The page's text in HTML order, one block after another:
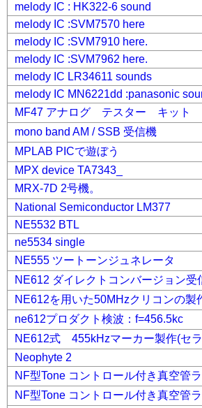
melody IC : HK322-6 sound
melody IC :SVM7570 here
melody IC :SVM7910 here.
melody IC :SVM7962 here.
melody IC LR34611 sounds
melody IC MN6221dd :panasonic
MF47 アナログ テスター キット
mono band AM / SSB 受信機
MPLAB PICで遊ぼう
MPX device TA7343_
MRX-7D 2号機。
National Semiconductor LM377
NE5532 BTL
ne5534 single
NE555 ツートーンジュネレータ
NE612 ダイレクトコンバージョン受
NE612を用いた50MHzクリコンの製
ne612プロダクト検波：f=456.5kc
NE612式 455kHzマーカー製作(セ
Neophyte 2
NF型Tone コントロール付き真空
NF型Tone コントロール付き真空